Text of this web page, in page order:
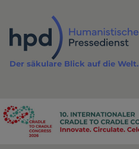
Inhalt
Der säkulare Blick auf die Welt.
Advertising